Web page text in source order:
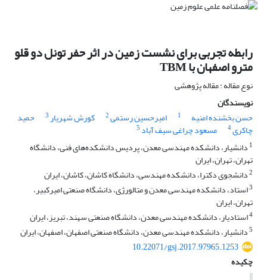
رابطه تجربی برای نشست زمین در اثر حفر تونل دو قلو
مترو اصفهان با TBM
نوع مقاله : مقاله پژوهشی
نویسندگان
حسن بخشنده امنیه
1 امیرحسین رستمی2 کورش شهریار3 حمید
چاکری4 مسعود چراغی سیف آباد 5
1 دانشیار، دانشکده مهندسی معدن، پردیس دانشکده‌های فنی، دانشگاه
تهران، تهران، ایران
2دانشجوی دکترا، دانشکده مهندسی، دانشگاه کاشان، کاشان، ایران
3استاد، دانشکده مهندسی معدن و متالورژی، دانشگاه صنعتی امیرکبیر،
تهران، ایران
4استادیار، دانشکده مهندسی معدن، دانشگاه صنعتی سهند، تبریز، ایران
5دانشیار، دانشکده مهندسی معدن، دانشگاه صنعتی اصفهان، اصفهان، ایران
10.22071/gsj.2017.97965.1253
چکیده